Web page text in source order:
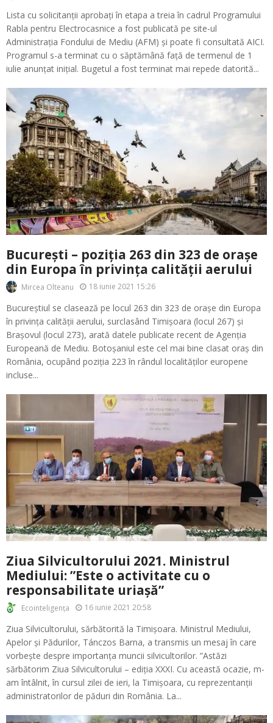
Lista cu solicitanții aprobați în etapa a treia în cadrul Programului
Rabla pentru Electrocasnice a fost publicată pe site-ul
Administrația Fondului de Mediu (AFM) și poate fi consultată AICI.
Programul s-a terminat cu o săptămână față de termenul de 1
iulie anunțat inițial. Bugetul a fost terminat mai repede datorită...
București – poziția 263 din 323 de orașe
din Europa în privința calității aerului
Mircea Olteanu 18 iunie 2021 15:26
Bucureștiul se clasează pe locul 263 din 323 de orașe din Europa
în privința calității aerului, surclasând Timișoara (locul 267) și
Brașovul (locul 273), arată datele publicate recent de Agenția
Europeană de Mediu. Botoșaniul este cel mai bine clasat oraș din
România, ocupând poziția 223 în rândul localităților europene
incluse...
Ziua Silvicultorului 2021. Ministrul
Mediului: ”Este o activitate cu o
responsabilitate uriașă”
Ecointeligența 16 iunie 2021 20:58
Ziua Silvicultorului, sărbătorită la Timișoara. Ministrul Mediului,
Apelor și Pădurilor, Tánczos Barna, a transmis un mesaj în care
vorbește despre importanța muncii silvicultorilor. ”Astăzi
sărbătorim Ziua Silvicultorului – ediția XXXI. Cu această ocazie, m-
am întâlnit, în cursul zilei de ieri, la Timișoara, cu reprezentanții
administratorilor de păduri din România. La...